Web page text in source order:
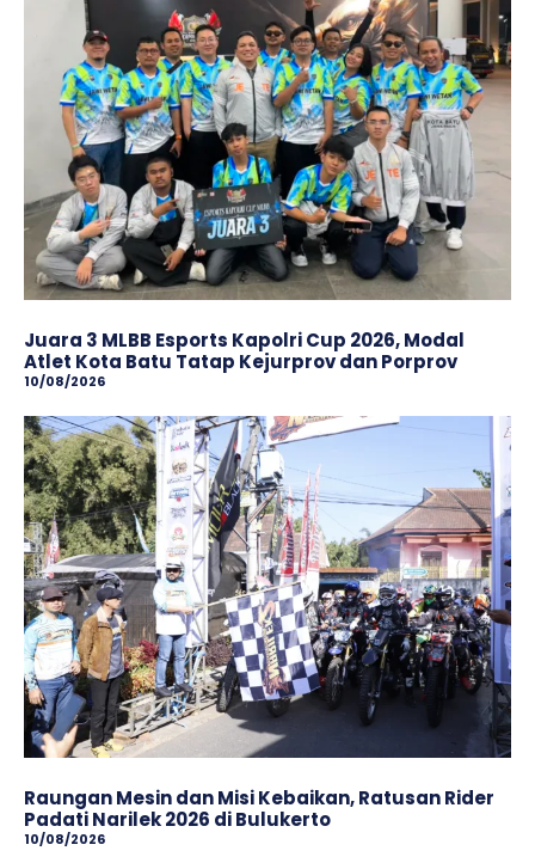
Juara 3 MLBB Esports Kapolri Cup 2026, Modal
Atlet Kota Batu Tatap Kejurprov dan Porprov
10/08/2026
Raungan Mesin dan Misi Kebaikan, Ratusan Rider
Padati Narilek 2026 di Bulukerto
10/08/2026